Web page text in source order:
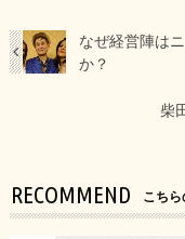
なぜ経営陣は
か？
柴
RECOMMEND こちら